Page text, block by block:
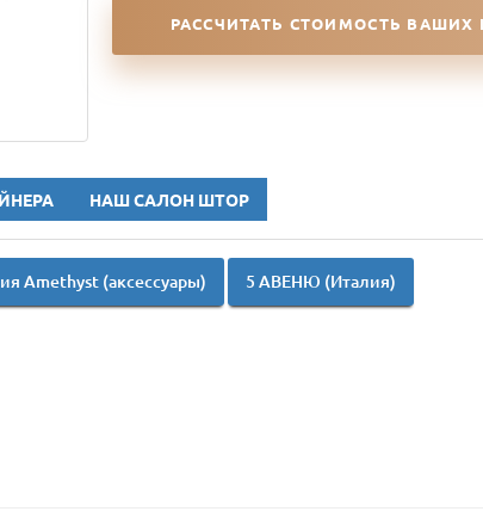
РАССЧИТАТЬ СТОИМОСТЬ ВАШИХ
НАШ САЛОН ШТОР
Amethyst (аксессуары) 5 АВЕНЮ (Италия)